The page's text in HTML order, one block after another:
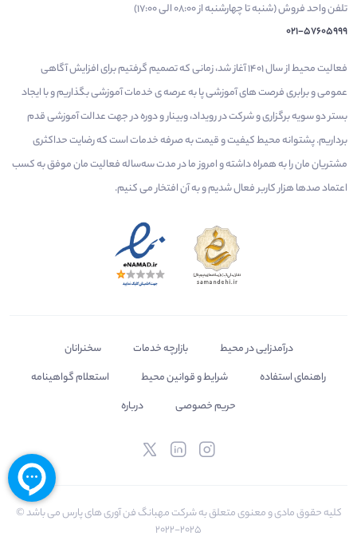
تلفن واحد فروش (شنبه تا چهارشنبه از 08:00 الی 17:00)
021-57605999
فعالیت محیط از سال 1401 آغاز شد، زمانی که تصمیم گرفتیم برای افزایش آگاهی
عمومی و برابری فرصت های آموزشی پا به عرصه ی خدمات آموزشی بگذاریم و با ایجاد
بستر دو سویه برگزاری و شرکت در رویداد، وبینار و دوره در جهت عدالت آموزشی قدم
برداریم. پشتوانه محیط کیفیت و قیمت به صرفه خدمات است که رضایت حداکثری
مشتریان مان را به همراه داشته و امروز ما در مدت سه‌ساله فعالیت مان موفق به کسب
اعتماد صدها هزار کاربر فعال شدیم و به آن افتخار می‌ کنیم.
درآمدزایی در محیط بازارچه خدمات
سخنرانان
راهنمای استفاده
شرایط و قوانین محیط
استعلام گواهینامه
حریم خصوصی
درباره
کلیه حقوق مادی و معنوی متعلق به شرکت مهبانگ فن آوری های پارس می باشد ©
2025-2022